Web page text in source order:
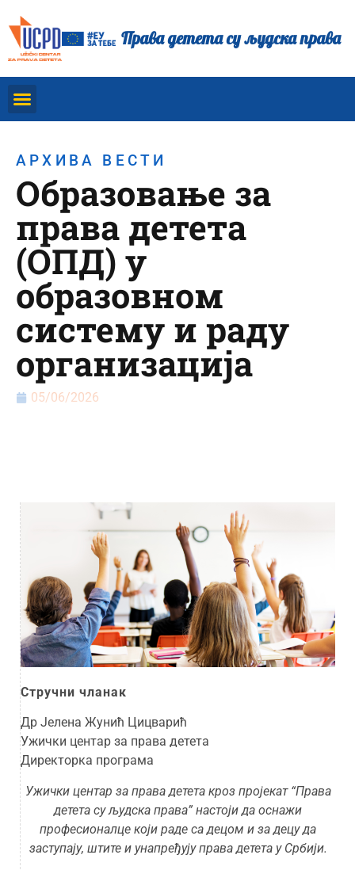
Права детета су људска права
АРХИВА ВЕСТИ
Образовање за
права детета
(ОПД) у
образовном
систему и раду
организација
05/06/2026
Стручни чланак
Др Јелена Жунић Цицварић
Ужички центар за права детета
Директорка програма
Ужички центар за права детета кроз пројекат “Права
детета су људска права” настоји да оснажи
професионалце који раде са децом и за децу да
заступају, штите и унапређују права детета у Србији.